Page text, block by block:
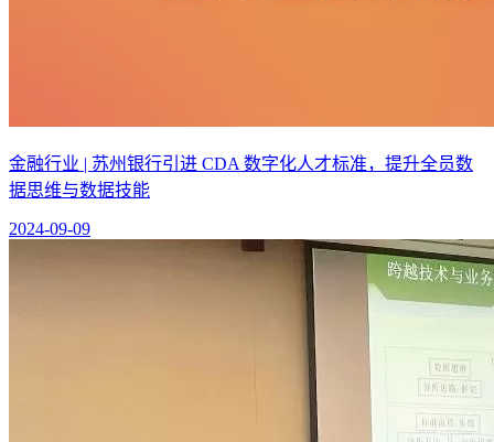
金融行业 | 苏州银行引进 CDA 数字化人才标准，提升全员数
据思维与数据技能
2024-09-09